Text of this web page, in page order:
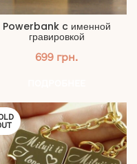
Powerbank c именной
гравировкой
699 грн.